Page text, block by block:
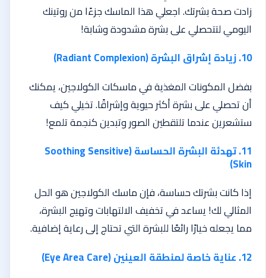
زادت صحة بشرتك. اجعلي هذا الماسك جزءًا من روتينك
اليومي لتتحصلي على بشرة مشدودة وشابة!
10. زيادة إشراق البشرة (Radiant Complexion)
بفضل المكونات المغذية في ماسكات الكولاجين، يمكنك
أن تحصلي على بشرة أكثر حيوية وإشراقًا. تخيلي كيف
ستشعرين عندما تلتقطين الصور وتبدين كنجمة تلمع!
11. تهدئة البشرة الحساسة (Soothing Sensitive
Skin)
إذا كانت بشرتك حساسة، فإن ماسك الكولاجين هو الحل
المثالي لك! يساعد في تخفيف الالتهابات وتهيج البشرة،
مما يجعله خيارًا رائعًا للبشرة التي تحتاج إلى رعاية إضافية.
12. عناية خاصة لمنطقة العينين (Eye Area Care)